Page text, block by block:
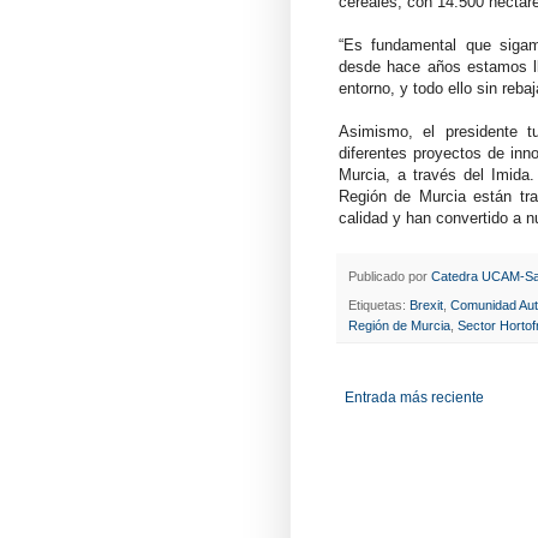
“Es fundamental que
desde hace años estamos
entorno, y todo ello sin
Asimismo, el presidente
diferentes proyectos de
Murcia, a través del
Región de Murcia están
calidad y han convertido a
Publicado por Catedra UCAM-
Etiquetas: Brexit Comunidad
Región de Murcia Sector
Entrada más reciente